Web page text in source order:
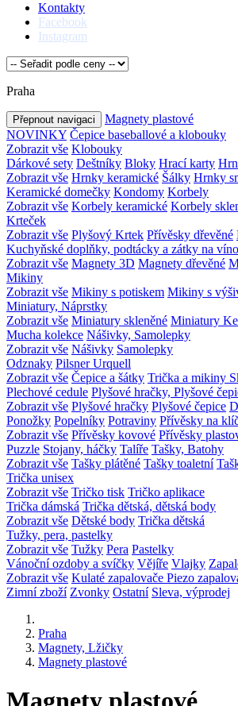
Kontakty
Facebook
Instagram
Praha
Přepnout navigaci
Magnety plastové
NOVINKY Čepice baseballové a klobouky
Zobrazit vše Klobouky
Dárkové sety Deštníky Bloky Hrací karty
Zobrazit vše Hrnky keramické Šálky Hrnky
Keramické domečky Kondomy Korbely
Zobrazit vše Korbely keramické Korbely
Krteček
Zobrazit vše Plyšový Krtek Přívěsky dřevěné
Kuchyňské doplňky, podtácky a zátky na víno
Zobrazit vše Magnety 3D Magnety dřevěné
Mikiny
Zobrazit vše Mikiny s potiskem Mikiny s
Miniatury, Náprstky
Zobrazit vše Miniatury skleněné Miniatury
Mucha kolekce Nášivky, Samolepky
Zobrazit vše Nášivky Samolepky
Odznaky Pilsner Urquell
Zobrazit vše Čepice a šátky Trička a mikiny
Plechové cedule Plyšové hračky, Plyšové
Zobrazit vše Plyšové hračky Plyšové čepice
Ponožky Popelníky Potraviny Přívěsky na
Zobrazit vše Přívěsky kovové Přívěsky
Puzzle Stojany, háčky Talíře Tašky, Batohy
Zobrazit vše Tašky plátěné Tašky toaletní
Trička unisex
Zobrazit vše Tričko tisk Tričko aplikace
Trička dámská Trička dětská, dětská body
Zobrazit vše Dětské body Trička dětská
Tužky, pera, pastelky
Zobrazit vše Tužky Pera Pastelky
Vánoční ozdoby a svíčky Vějíře Vlajky
Zobrazit vše Kulaté zapalovače Piezo
Zimní zboží Zvonky Ostatní Sleva, výprodej
Praha
Magnety, Lžičky
Magnety plastové